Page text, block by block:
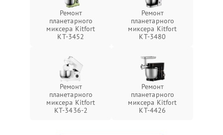
Ремонт
планетарного
миксера Kitfort
КТ-3452
Ремонт
планетарного
миксера Kitfort
КТ-3480
Ремонт
планетарного
миксера Kitfort
КТ-3436-2
Ремонт
планетарного
миксера Kitfort
КТ-4426